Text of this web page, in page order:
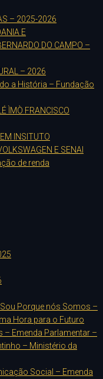
– 2025-2026
E
DO CAMPO –
– 2026
a História – Fundação
ÌMÒ FRANCISCO
INSITUTO
E SENAI
de renda
Porque nós Somos –
Hora para o Futuro
– Emenda Parlamentar –
– Ministério da
Social – Emenda